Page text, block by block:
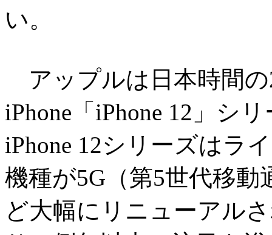
い。
アップルは日本時間の
iPhone「iPhone 12」シ
iPhone 12シリーズはラ
機種が5G（第5世代移
ど大幅にリニューアル